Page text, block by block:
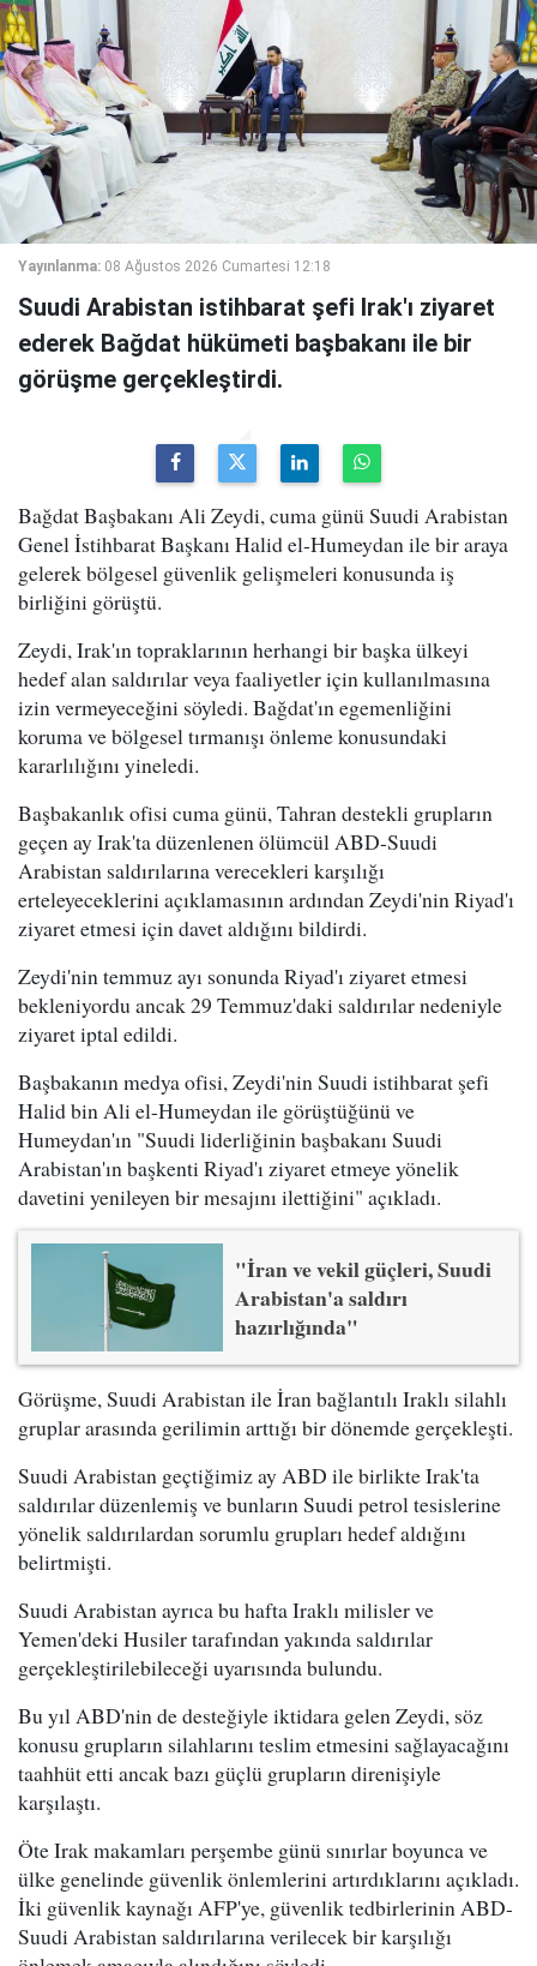
Yayınlanma: 08 Ağustos 2026 Cumartesi 12:18
Suudi Arabistan istihbarat şefi Irak'ı ziyaret
ederek Bağdat hükümeti başbakanı ile bir
görüşme gerçekleştirdi.
Bağdat Başbakanı Ali Zeydi, cuma günü Suudi Arabistan
Genel İstihbarat Başkanı Halid el-Humeydan ile bir araya
gelerek bölgesel güvenlik gelişmeleri konusunda iş
birliğini görüştü.
Zeydi, Irak'ın topraklarının herhangi bir başka ülkeyi
hedef alan saldırılar veya faaliyetler için kullanılmasına
izin vermeyeceğini söyledi. Bağdat'ın egemenliğini
koruma ve bölgesel tırmanışı önleme konusundaki
kararlılığını yineledi.
Başbakanlık ofisi cuma günü, Tahran destekli grupların
geçen ay Irak'ta düzenlenen ölümcül ABD-Suudi
Arabistan saldırılarına verecekleri karşılığı
erteleyeceklerini açıklamasının ardından Zeydi'nin Riyad'ı
ziyaret etmesi için davet aldığını bildirdi.
Zeydi'nin temmuz ayı sonunda Riyad'ı ziyaret etmesi
bekleniyordu ancak 29 Temmuz'daki saldırılar nedeniyle
ziyaret iptal edildi.
Başbakanın medya ofisi, Zeydi'nin Suudi istihbarat şefi
Halid bin Ali el-Humeydan ile görüştüğünü ve
Humeydan'ın "Suudi liderliğinin başbakanı Suudi
Arabistan'ın başkenti Riyad'ı ziyaret etmeye yönelik
davetini yenileyen bir mesajını ilettiğini" açıkladı.
"İran ve vekil güçleri, Suudi
Arabistan'a saldırı
hazırlığında"
Görüşme, Suudi Arabistan ile İran bağlantılı Iraklı silahlı
gruplar arasında gerilimin arttığı bir dönemde gerçekleşti.
Suudi Arabistan geçtiğimiz ay ABD ile birlikte Irak'ta
saldırılar düzenlemiş ve bunların Suudi petrol tesislerine
yönelik saldırılardan sorumlu grupları hedef aldığını
belirtmişti.
Suudi Arabistan ayrıca bu hafta Iraklı milisler ve
Yemen'deki Husiler tarafından yakında saldırılar
gerçekleştirilebileceği uyarısında bulundu.
Bu yıl ABD'nin de desteğiyle iktidara gelen Zeydi, söz
konusu grupların silahlarını teslim etmesini sağlayacağını
taahhüt etti ancak bazı güçlü grupların direnişiyle
karşılaştı.
Öte Irak makamları perşembe günü sınırlar boyunca ve
ülke genelinde güvenlik önlemlerini artırdıklarını açıkladı.
İki güvenlik kaynağı AFP'ye, güvenlik tedbirlerinin ABD-
Suudi Arabistan saldırılarına verilecek bir karşılığı